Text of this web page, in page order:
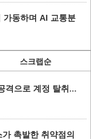
가동하며 AI 교통분
스크랩순
격으로 계정 탈취...
촉발한 취약점의